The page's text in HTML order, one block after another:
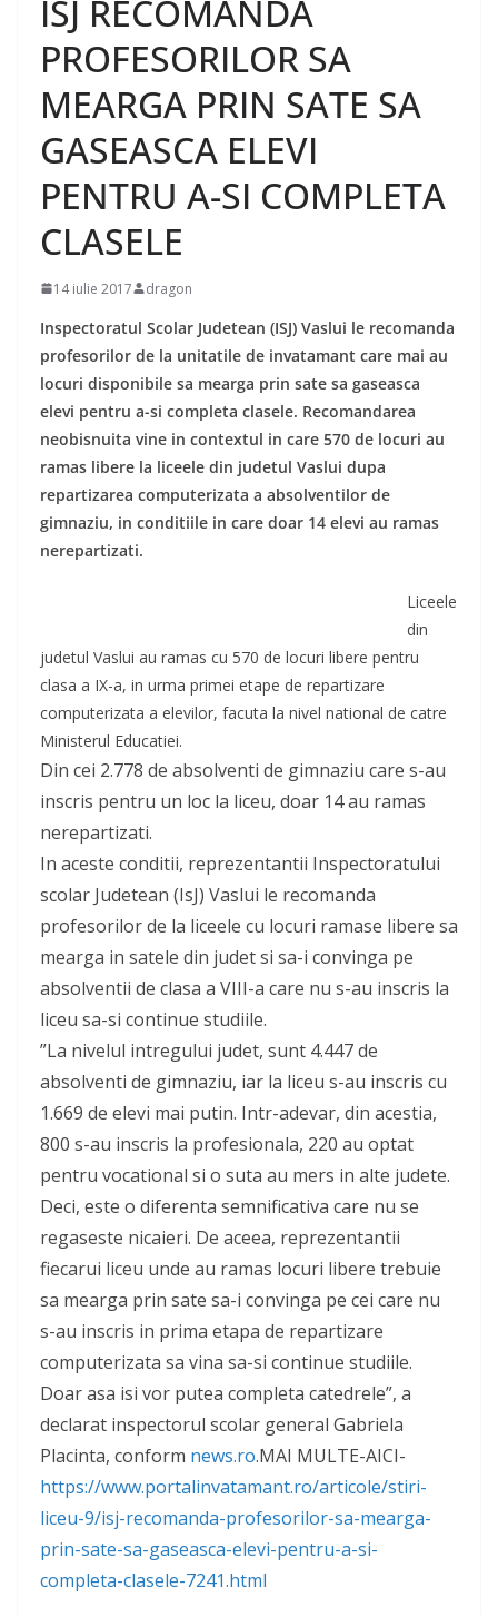
ISJ RECOMANDA
PROFESORILOR SA
MEARGA PRIN SATE SA
GASEASCA ELEVI
PENTRU A-SI COMPLETA
CLASELE
14 iulie 2017 dragon
Inspectoratul Scolar Judetean (ISJ) Vaslui le recomanda
profesorilor de la unitatile de invatamant care mai au
locuri disponibile sa mearga prin sate sa gaseasca
elevi pentru a-si completa clasele. Recomandarea
neobisnuita vine in contextul in care 570 de locuri au
ramas libere la liceele din judetul Vaslui dupa
repartizarea computerizata a absolventilor de
gimnaziu, in conditiile in care doar 14 elevi au ramas
nerepartizati.
Liceele
din
judetul Vaslui au ramas cu 570 de locuri libere pentru
clasa a IX-a, in urma primei etape de repartizare
computerizata a elevilor, facuta la nivel national de catre
Ministerul Educatiei.
Din cei 2.778 de absolventi de gimnaziu care s-au
inscris pentru un loc la liceu, doar 14 au ramas
nerepartizati.
In aceste conditii, reprezentantii Inspectoratului
scolar Judetean (IsJ) Vaslui le recomanda
profesorilor de la liceele cu locuri ramase libere sa
mearga in satele din judet si sa-i convinga pe
absolventii de clasa a VIII-a care nu s-au inscris la
liceu sa-si continue studiile.
”La nivelul intregului judet, sunt 4.447 de
absolventi de gimnaziu, iar la liceu s-au inscris cu
1.669 de elevi mai putin. Intr-adevar, din acestia,
800 s-au inscris la profesionala, 220 au optat
pentru vocational si o suta au mers in alte judete.
Deci, este o diferenta semnificativa care nu se
regaseste nicaieri. De aceea, reprezentantii
fiecarui liceu unde au ramas locuri libere trebuie
sa mearga prin sate sa-i convinga pe cei care nu
s-au inscris in prima etapa de repartizare
computerizata sa vina sa-si continue studiile.
Doar asa isi vor putea completa catedrele”, a
declarat inspectorul scolar general Gabriela
Placinta, conform news.ro.MAI MULTE-AICI-
https://www.portalinvatamant.ro/articole/stiri-
liceu-9/isj-recomanda-profesorilor-sa-mearga-
prin-sate-sa-gaseasca-elevi-pentru-a-si-
completa-clasele-7241.html